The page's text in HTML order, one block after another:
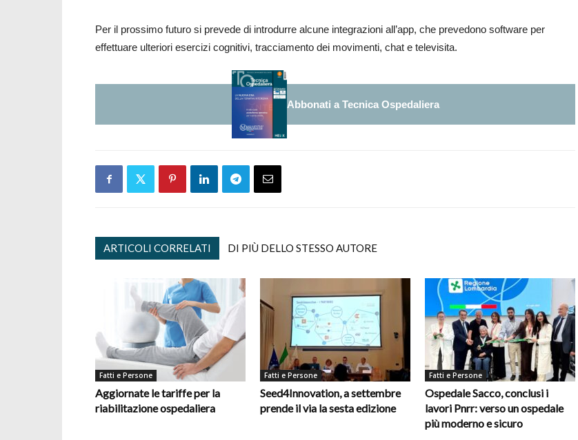
Per il prossimo futuro si prevede di introdurre alcune integrazioni all’app, che prevedono software per
effettuare ulteriori esercizi cognitivi, tracciamento dei movimenti, chat e televisita.
Abbonati a Tecnica Ospedaliera
ARTICOLI CORRELATI DI PIÙ DELLO STESSO AUTORE
Fatti e Persone
Aggiornate le tariffe per la
riabilitazione ospedaliera
Fatti e Persone
Seed4Innovation, a settembre
prende il via la sesta edizione
Fatti e Persone
Ospedale Sacco, conclusi i
lavori Pnrr: verso un ospedale
più moderno e sicuro